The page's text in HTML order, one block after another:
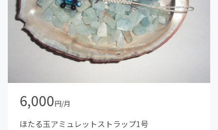
6,000円/月
ほたる玉アミュレットストラップ1号